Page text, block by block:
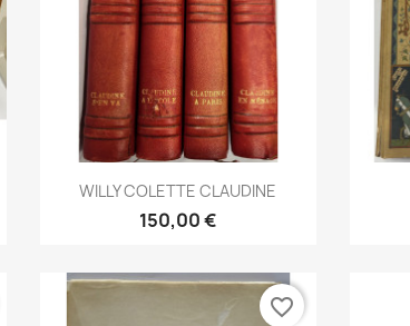
Aperçu rapide
WILLY COLETTE CLAUDINE
150,00 €
favorite_border